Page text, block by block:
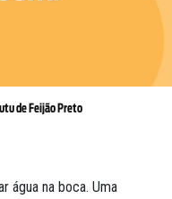
de Feijão Preto
água na boca. Uma